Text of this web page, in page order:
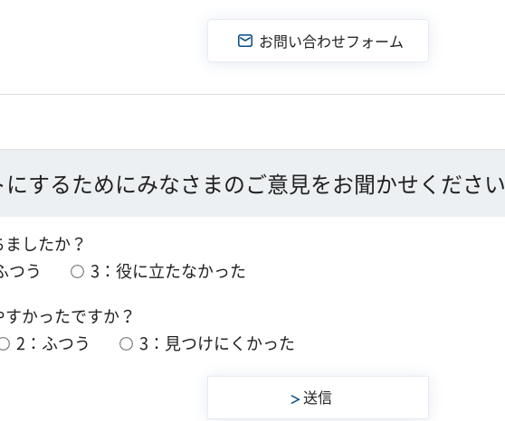
するためにみなさまのご意見をお聞かせください
したか？
つう
3：役に立たなかった
かったですか？
2：ふつう 3：見つけにくかった